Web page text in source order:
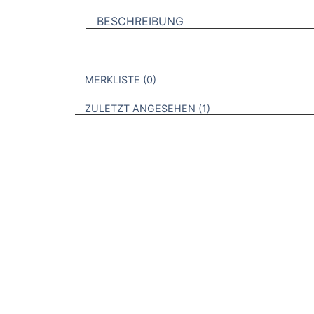
BESCHREIBUNG
VERWEISE AUF VERMERKTE- ODER
MERKLISTE 0
ZULETZT ANGESEHEN 1